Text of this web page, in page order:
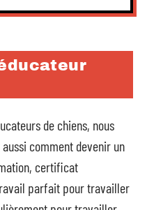
de chiens, nous
comment devenir un
certificat
parfait pour travailler